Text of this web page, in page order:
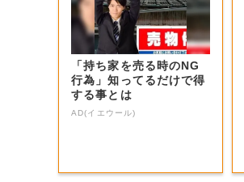
「持ち家を売る時のNG
行為」知ってるだけで得
する事とは
AD(イエウール)